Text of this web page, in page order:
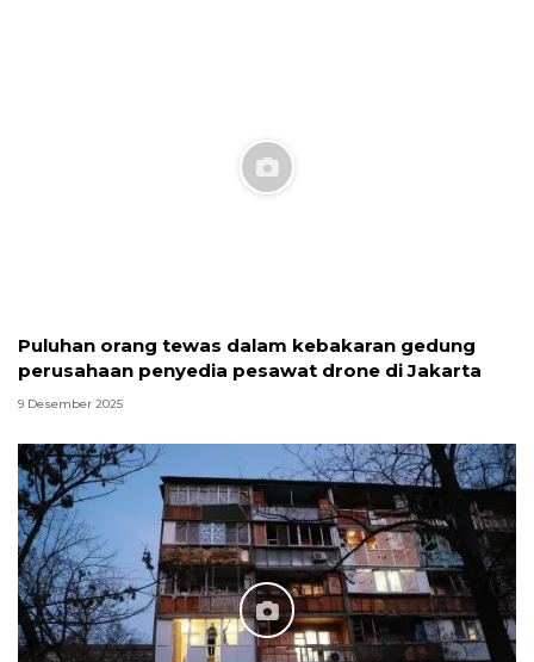
Puluhan orang tewas dalam kebakaran gedung
perusahaan penyedia pesawat drone di Jakarta
9 Desember 2025